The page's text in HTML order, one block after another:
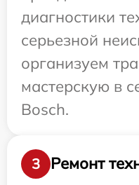
диагностики
серьезной
организуем
мастерскую в
Bosch.
3
Ремонт